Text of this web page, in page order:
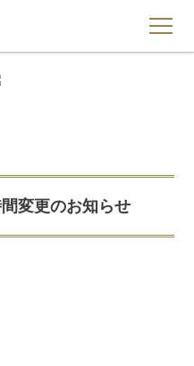
ージ
り
変更のお知らせ